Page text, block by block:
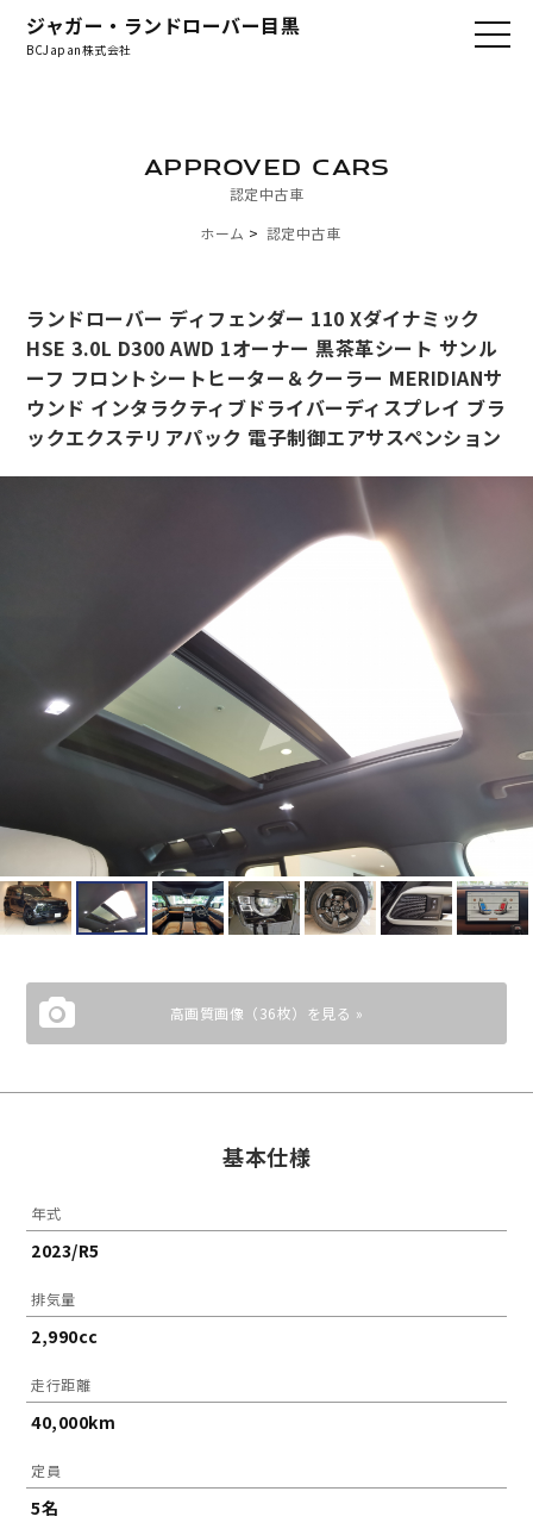
ジャガー・ランドローバー目黒
BCJapan株式会社
認定中古車
APPROVED CARS
ホーム 認定中古車
ランドローバー ディフェンダー 110 Xダイナミック
HSE 3.0L D300 AWD 1オーナー 黒茶革シート サンル
ーフ フロントシートヒーター＆クーラー MERIDIANサ
ウンド インタラクティブドライバーディスプレイ ブラ
ックエクステリアパック 電子制御エアサスペンション
高画質画像（36枚）を見る »
基本仕様
年式
2023/R5
排気量
2,990cc
走行距離
40,000km
定員
5名